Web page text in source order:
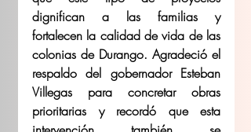
dignifican a las familias y
fortalecen la calidad de vida de las
colonias de Durango. Agradeció el
respaldo del gobernador Esteban
Villegas para concretar obras
prioritarias y recordó que esta